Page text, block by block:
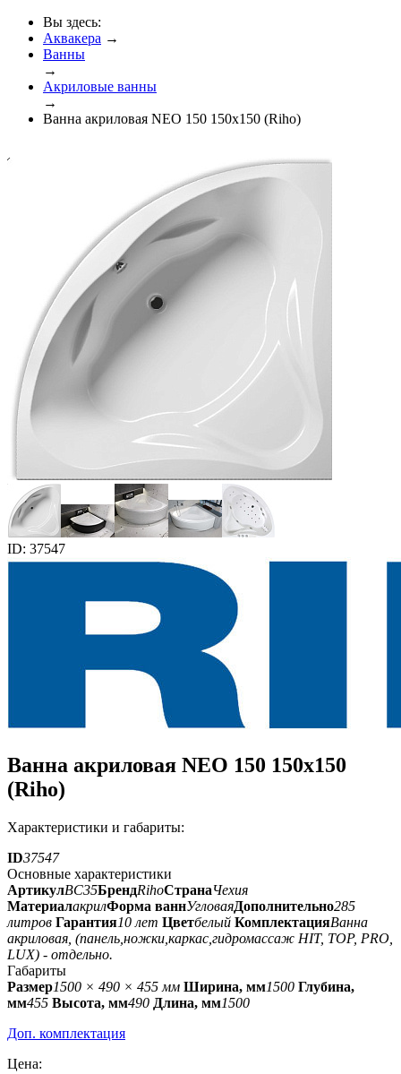
Вы здесь:
Аквакера →
Ванны
→
Акриловые ванны
→
Ванна акриловая NEO 150 150x150 (Riho)
ID: 37547
Ванна акриловая NEO 150 150x150
(Riho)
Характеристики и габариты:
ID37547
Основные характеристики
АртикулBC35БрендRihoСтранаЧехия
МатериалакрилФорма ваннУгловаяДополнительно285
литров Гарантия10 лет Цветбелый КомплектацияВанна
акриловая, (панель,ножки,каркас,гидромассаж HIT, TOP, PRO,
LUX) - отдельно.
Габариты
Размер1500 × 490 × 455 мм Ширина, мм1500 Глубина,
мм455 Высота, мм490 Длина, мм1500
Доп. комплектация
Цена: